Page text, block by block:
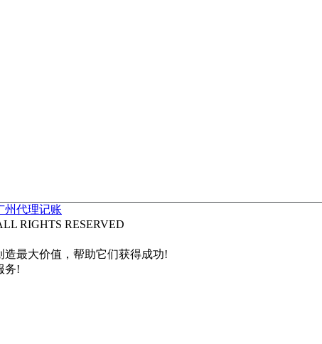
州代理记账
RIGHTS RESERVED
最大价值，帮助它们获得成功!
务!